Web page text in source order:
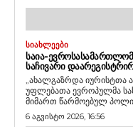
ᲡᲘᲐᲮᲚᲔᲔᲑᲘ
ᲡᲐᲘᲐ-
ᲡᲐᲩᲘᲕᲐᲠᲘ
„ახალგაზრდა იურისტთა
უფლებათა ევროპულმა
მიმართ წარმოებულ
6 აგვისტო 2026, 16:56